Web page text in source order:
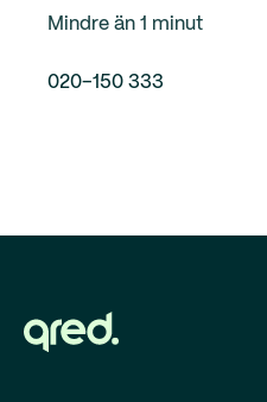
Mindre än 1 minut
020–150 333